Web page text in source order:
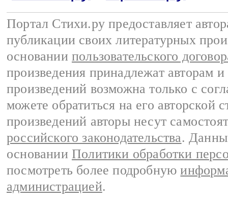
Портал Стихи.ру предоставляет
публикации своих литературных
основании пользовательского
произведения принадлежат авторам
произведений возможна только с
можете обратиться на его авторской
произведений авторы несут
российского законодательства.
основании Политики обработки
посмотреть более подробную
администрацией.